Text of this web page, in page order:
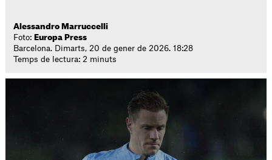
Alessandro Marruccelli
Foto: Europa Press
Barcelona. Dimarts, 20 de gener de 2026. 18:28
Temps de lectura: 2 minuts